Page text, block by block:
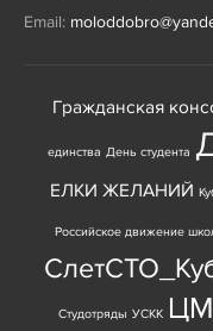
Email:
Гражданская
единства День студента
ЕЛКИ ЖЕЛАНИЙ
Российское движение
Студотряды УСКК